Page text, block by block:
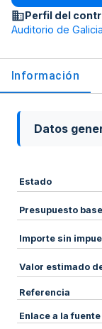
Perfil del
Auditorio de Galicia
Información
Datos
Estado
Presupuesto
Importe sin
Valor estimado
Referencia
Enlace a la